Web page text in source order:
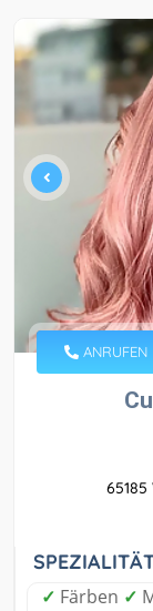
ANRUFEN
✓ Färben ✓